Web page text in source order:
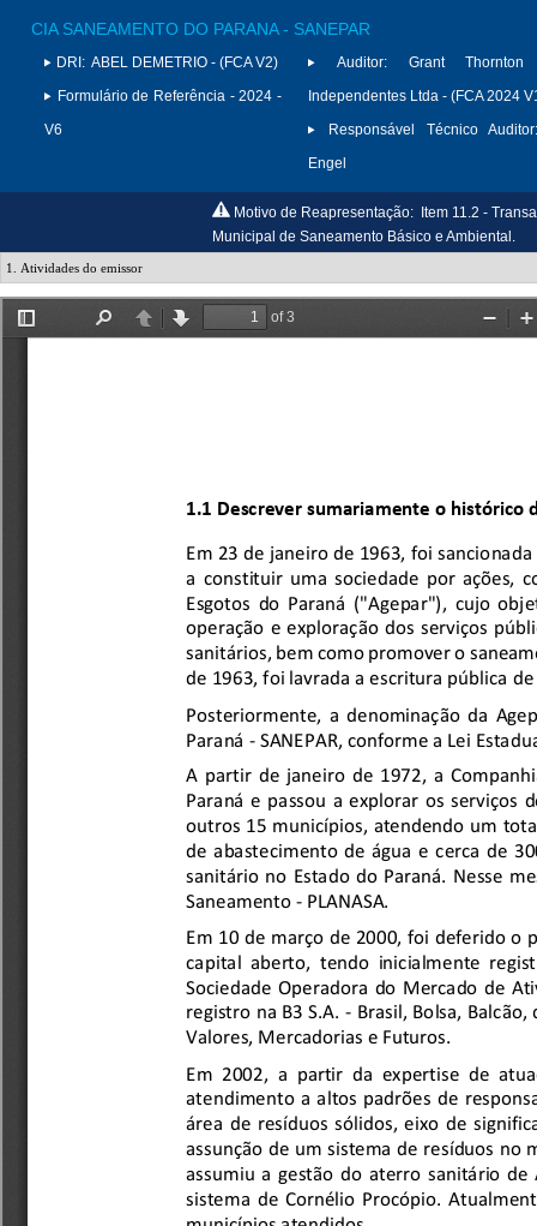
CIA SANEAMENTO DO PARANA - SANEPAR
DRI: ABEL DEMETRIO - (FCA V2)
Formulário de Referência - 2024 -
V6
Auditor:
Grant Thornton
Independentes Ltda - (FCA 2024
Responsável Técnico
Engel
Motivo de Reapresentação:
Item 11.2 -
Municipal de Saneamento Básico e Ambiental.